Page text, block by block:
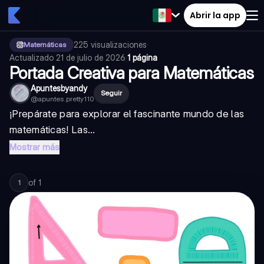
Abrir la app
Matemáticas 225 visualizaciones·
Actualizado 21 de julio de 2026·1 página
Portada Creativa para Matemáticas
Apuntesbyandy
@apuntes.pretty110
Seguir
¡Prepárate para explorar el fascinante mundo de las
matemáticas! Las...
Mostrar más
1 of 1